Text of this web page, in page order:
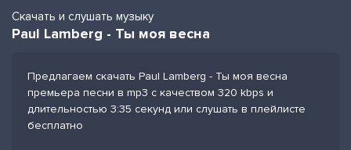
Скачать и слушать музыку
Paul Lamberg - Ты моя весна
Предлагаем скачать Paul Lamberg - Ты моя весна
премьера песни в mp3 с качеством 320 kbps и
длительностью 3:35 секунд или слушать в плейлисте
бесплатно